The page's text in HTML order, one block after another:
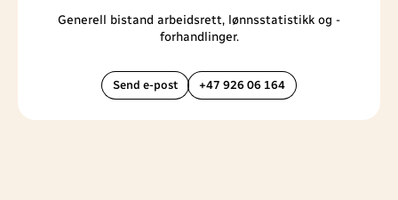
Generell bistand arbeidsrett, lønnsstatistikk og -
forhandlinger.
Send e-post +47 926 06 164